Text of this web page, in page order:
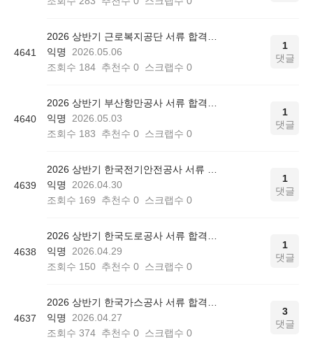
4641
익명
2026.05.06
조회수 184 추천수 0 스크랩수 0
1
댓글
4640
익명
2026.05.03
조회수 183 추천수 0 스크랩수 0
1
댓글
4639
익명
2026.04.30
조회수 169 추천수 0 스크랩수 0
1
댓글
4638
익명
2026.04.29
조회수 150 추천수 0 스크랩수 0
1
댓글
4637
익명
2026.04.27
조회수 374 추천수 0 스크랩수 0
3
댓글